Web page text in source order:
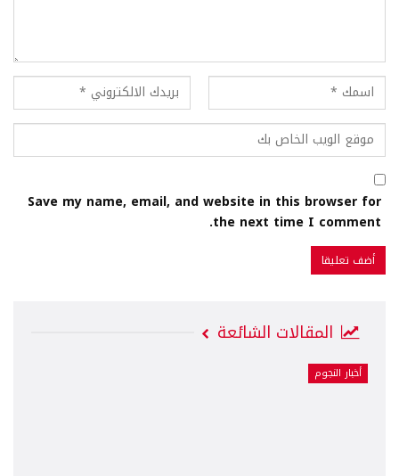
Save my name, email, and website in this browser for
the next time I comment.
المقالات الشائعة
أخبار النجوم